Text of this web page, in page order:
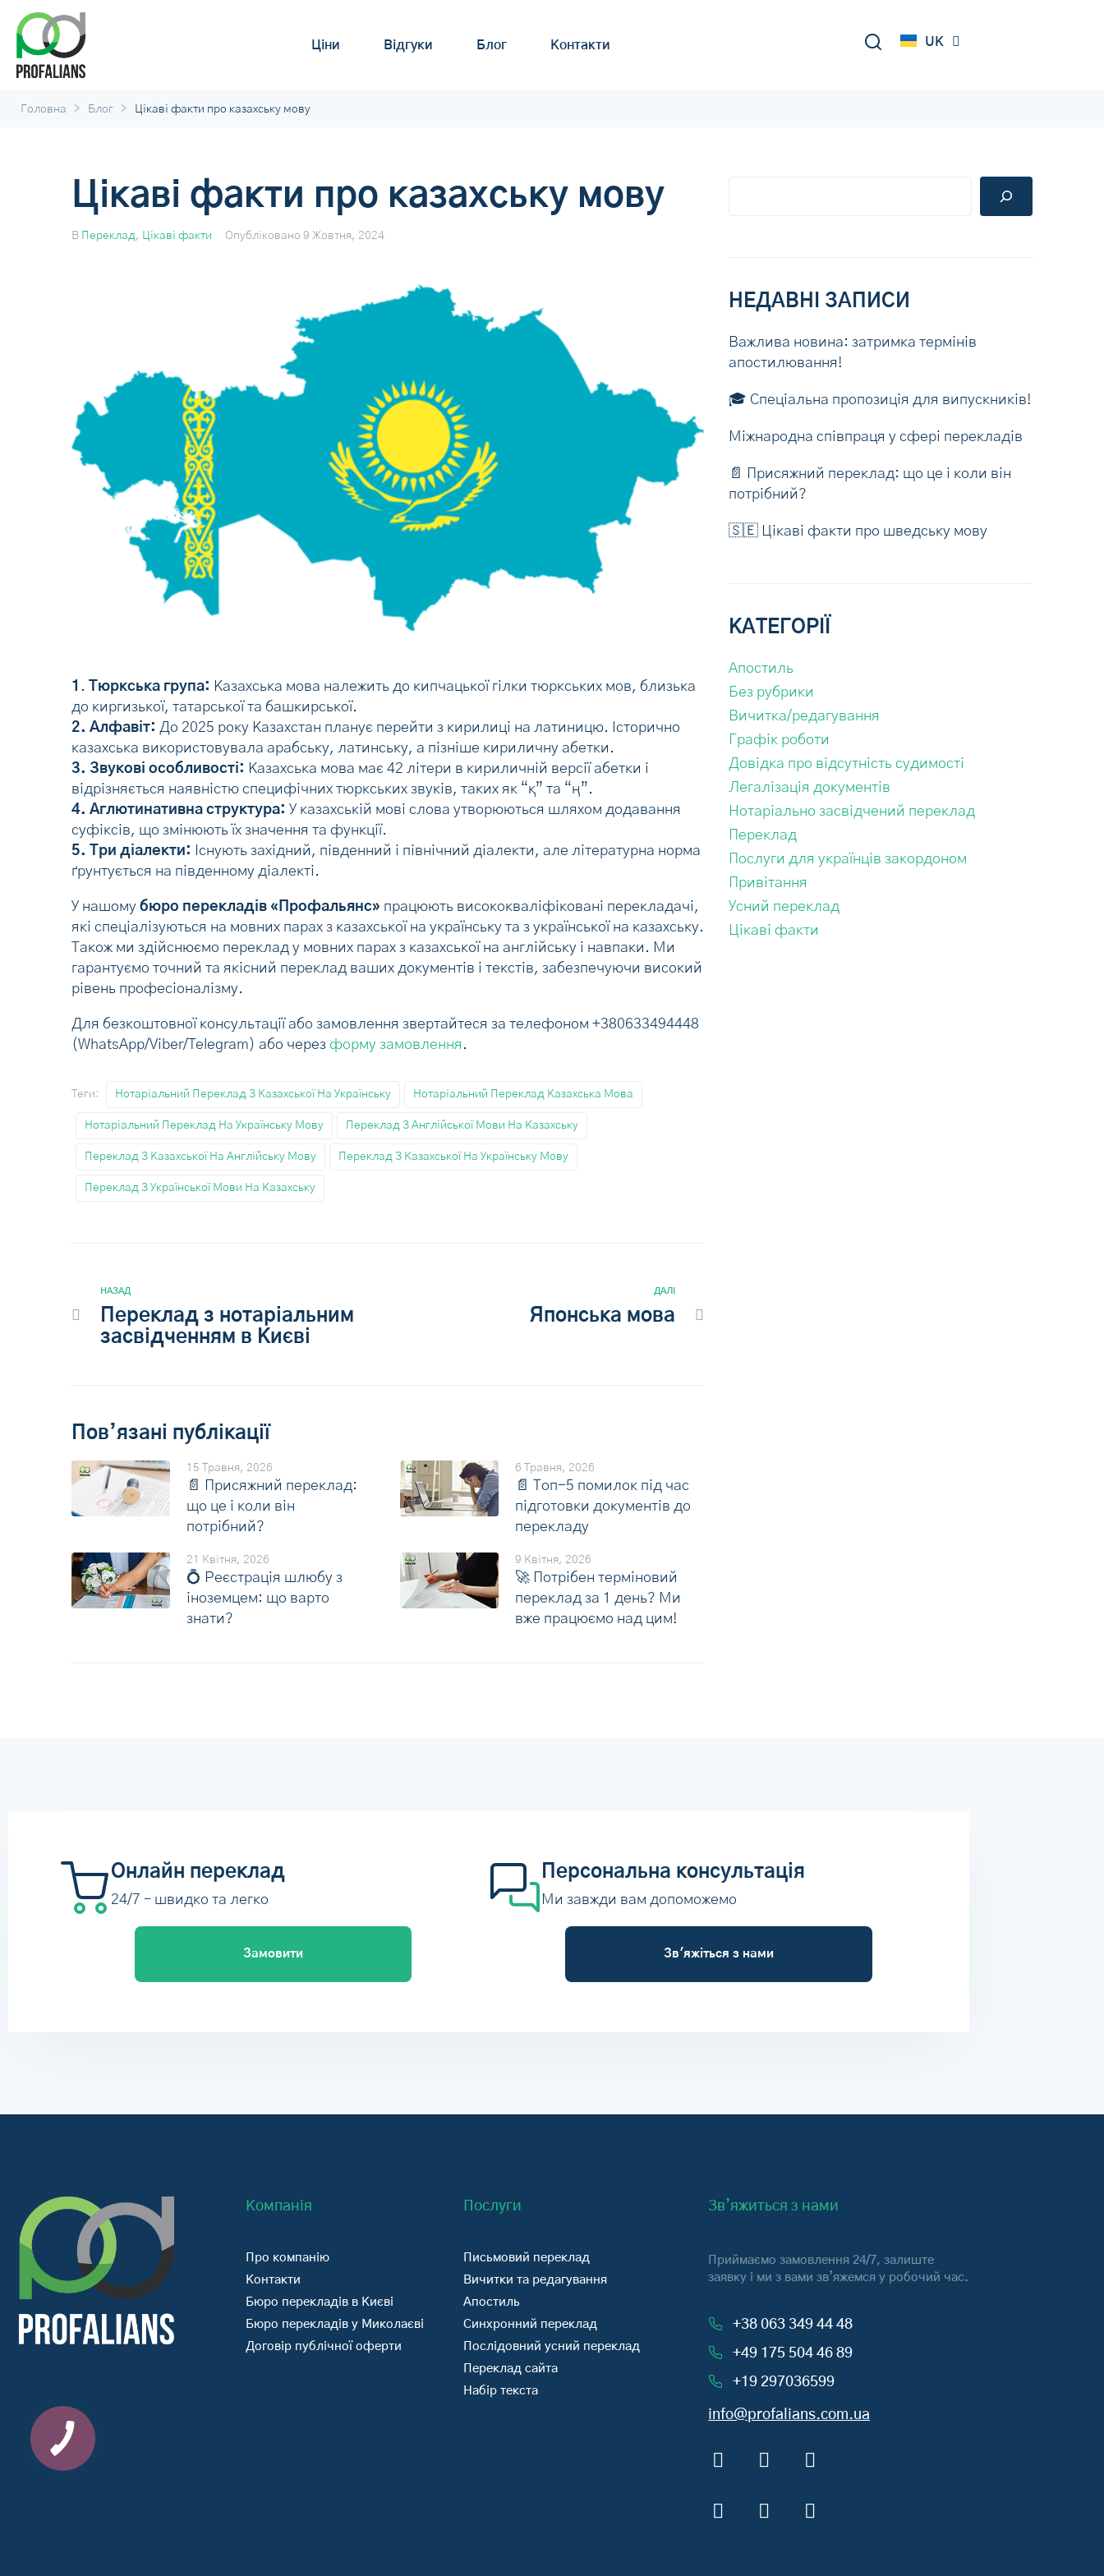
Ціни Відгуки Блог Контакти UK
RU
Головна > Блог > Цікаві факти про казахську мову
Цікаві факти про казахську мову
В Переклад, Цікаві факти Опубліковано 9 Жовтня, 2024
1 . Тюркська група: Казахська мова належить до кипчацької гілки тюркських мов, близька
до киргизької, татарської та башкирської.
2. Алфавіт: До 2025 року Казахстан планує перейти з кирилиці на латиницю. Історично
казахська використовувала арабську, латинську, а пізніше кириличну абетки.
3. Звукові особливості: Казахська мова має 42 літери в кириличній версії абетки і
відрізняється наявністю специфічних тюркських звуків, таких як “қ” та “ң”.
4. Аглютинативна структура: У казахській мові слова утворюються шляхом додавання
суфіксів, що змінюють їх значення та функції.
5. Три діалекти:
Існують західний, південний і північний діалекти, але літературна норма
ґрунтується на південному діалекті.
У нашому бюро перекладів «Профальянс» працюють висококваліфіковані перекладачі,
які спеціалізуються на мовних парах з казахської на українську та з української на казахську.
Також ми здійснюємо переклад у мовних парах з казахської на англійську і навпаки. Ми
гарантуємо точний та якісний переклад ваших документів і текстів, забезпечуючи високий
рівень професіоналізму.
Для безкоштовної консультації або замовлення звертайтеся за телефоном +380633494448
(WhatsApp/Viber/Telegram) або через форму замовлення .
Теги: Нотаріальний Переклад З Казахської На Українську Нотаріальний Переклад Казахська Мова
Нотаріальний Переклад На Українську Мову Переклад З Англійської Мови На Казахську
Переклад З Казахської На Англійську Мову Переклад З Казахської На Українську Мову
Переклад З Української Мови На Казахську
НАЗАД
Переклад з нотаріальним
засвідченням в Києві
ДАЛІ
Японська мова
Пов’язані публікації
15 Травня, 2026
📄 Присяжний переклад:
що це і коли він
потрібний?
6 Травня, 2026
📄 Топ-5 помилок під час
підготовки документів до
перекладу
21 Квітня, 2026
💍 Реєстрація шлюбу з
іноземцем: що варто
знати?
9 Квітня, 2026
🚀 Потрібен терміновий
переклад за 1 день? Ми
вже працюємо над цим!
НЕДАВНІ ЗАПИСИ
Важлива новина: затримка термінів
апостилювання!
🎓 Спеціальна пропозиція для випускників!
Міжнародна співпраця у сфері перекладів
📄 Присяжний переклад: що це і коли він
потрібний?
🇸🇪 Цікаві факти про шведську мову
КАТЕГОРІЇ
Апостиль
Без рубрики
Вичитка/редагування
Графік роботи
Довідка про відсутність судимості
Легалізація документів
Нотаріально засвідчений переклад
Переклад
Послуги для українців закордоном
Привітання
Усний переклад
Цікаві факти
Онлайн переклад
24/7 – швидко та легко
Замовити
Персональна консультація
Ми завжди вам допоможемо
Зв'яжіться з нами
Компанія
Про компанію
Контакти
Бюро перекладів в Києві
Бюро перекладів у Миколаєві
Договір публічної оферти
Послуги
Письмовий переклад
Вичитки та редагування
Апостиль
Синхронний переклад
Послідовний усний переклад
Переклад сайта
Набір текста
Зв’яжиться з нами
Приймаємо замовлення 24/7, залиште
заявку і ми з вами зв’яжемся у робочий час.
+38 063 349 44 48
+49 175 504 46 89
+19 297036599
info@profalians.com.ua